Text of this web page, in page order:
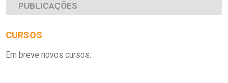
PUBLICAÇÕES
CURSOS
Em breve novos cursos.